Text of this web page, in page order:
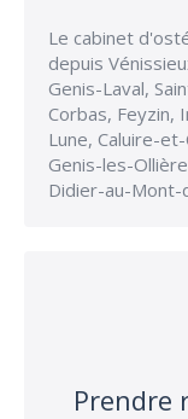
Le cabinet
depuis
Genis-Laval,
Corbas, Feyzin,
Lune, Caluire-
Genis-les-
Didier-au-Mont-
Prendre